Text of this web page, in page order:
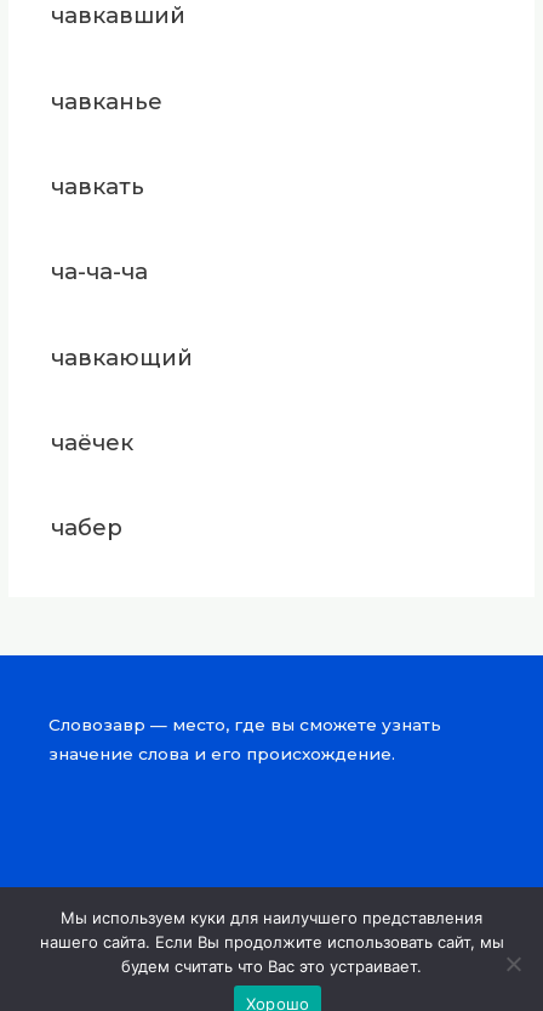
чавкавший
чавканье
чавкать
ча-ча-ча
чавкающий
чаёчек
чабер
Словозавр — место, где вы сможете узнать
значение слова и его происхождение.
Copyright © 2026 Словозавр
Powered by Словозавр
Мы используем куки для наилучшего представления
нашего сайта. Если Вы продолжите использовать сайт, мы
будем считать что Вас это устраивает.
Хорошо